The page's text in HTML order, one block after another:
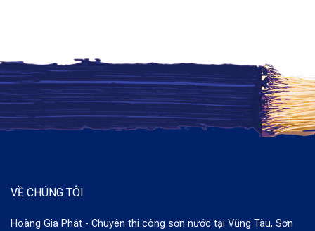
VỀ CHÚNG TÔI
Hoàng Gia Phát - Chuyên thi công sơn nước tại Vũng Tàu, Sơn